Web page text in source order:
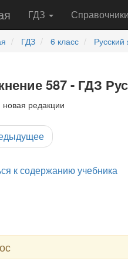
ГДЗ Справочники
ГДЗ 6 класс Русский
587 - ГДЗ
редакции
к содержанию учебника